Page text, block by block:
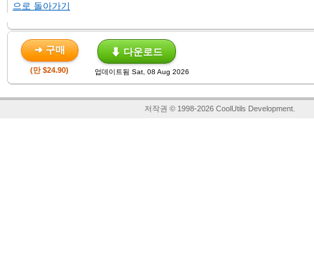
으로 돌아가기
➜ 구매 ⬇ 다운로드
(만 $24.90) 업데이트됨 Sat, 08 Aug 2026
저작권 © 1998-2026 CoolUtils Development.